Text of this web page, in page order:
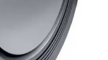
iç mekanlarda hava
konforunu yükseltir. Doğru
oluşturabilirsiniz.
HEPA 13 Filtrelerin